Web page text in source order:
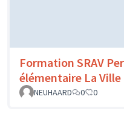
Formation SRAV
élémentaire La Ville
NEUHAARD
0 0